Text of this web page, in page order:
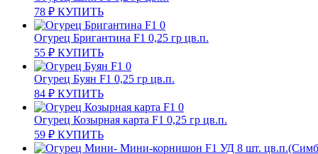
78 ₽ КУПИТЬ
Огурец Бригантина F1 0,25 гр цв.п.
55 ₽ КУПИТЬ
Огурец Буян F1 0,25 гр цв.п.
84 ₽ КУПИТЬ
Огурец Козырная карта F1 0,25 гр цв.п.
59 ₽ КУПИТЬ